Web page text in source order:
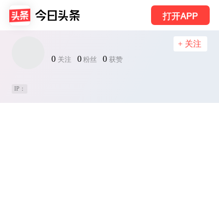
打开APP
0 关注 0 粉丝 0 获赞
+ 关注
IP：